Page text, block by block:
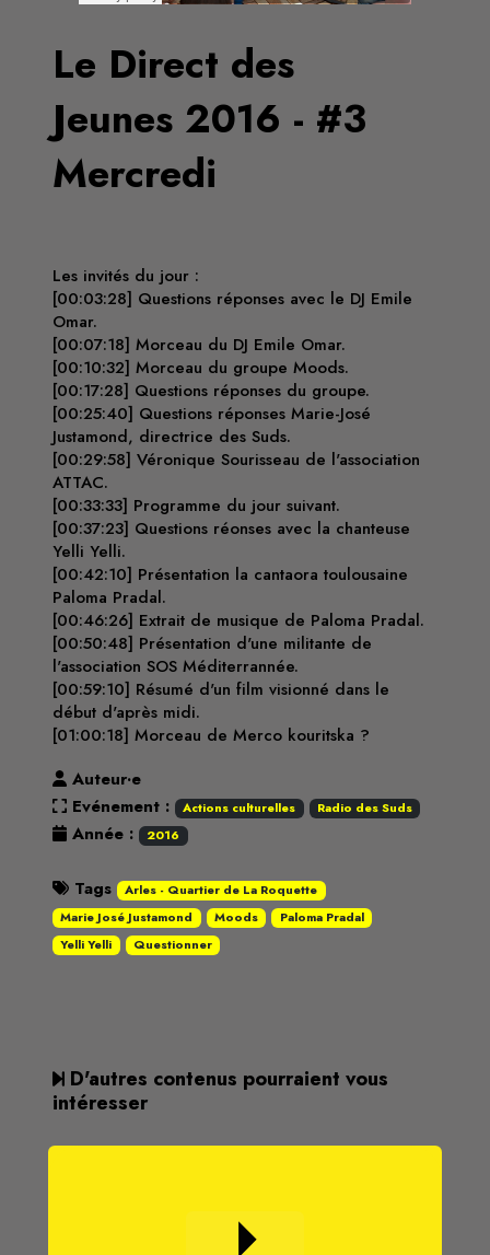
Le Direct des
Jeunes 2016 - #3
Mercredi
Les invités du jour :
[00:03:28] Questions réponses avec le DJ Emile
Omar.
[00:07:18] Morceau du DJ Emile Omar.
[00:10:32] Morceau du groupe Moods.
[00:17:28] Questions réponses du groupe.
[00:25:40] Questions réponses Marie-José
Justamond, directrice des Suds.
[00:29:58] Véronique Sourisseau de l'association
ATTAC.
[00:33:33] Programme du jour suivant.
[00:37:23] Questions réonses avec la chanteuse
Yelli Yelli.
[00:42:10] Présentation la cantaora toulousaine
Paloma Pradal.
[00:46:26] Extrait de musique de Paloma Pradal.
[00:50:48] Présentation d'une militante de
l'association SOS Méditerrannée.
[00:59:10] Résumé d'un film visionné dans le
début d'après midi.
[01:00:18] Morceau de Merco kouritska ?
Auteur·e
Evénement :
Actions culturelles Radio des Suds
Année : 2016
Tags
Arles - Quartier de La Roquette
Marie José Justamond
Moods
Paloma Pradal
Yelli Yelli
Questionner
D'autres contenus pourraient vous
intéresser